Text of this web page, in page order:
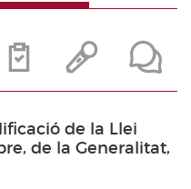
de la Llei
de la Generalitat,